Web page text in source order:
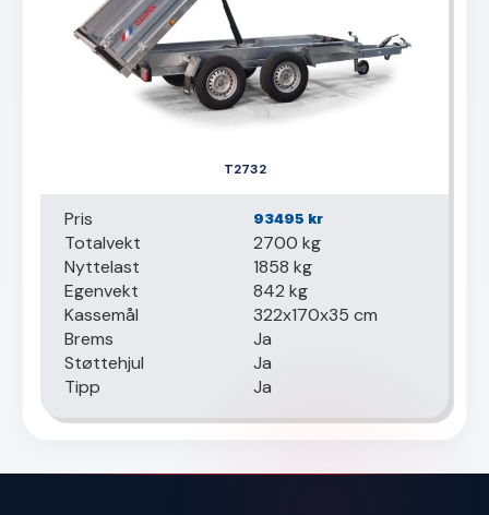
T2732
Pris 93495 kr
Totalvekt
2700 kg
Nyttelast
1858 kg
Egenvekt
842 kg
Kassemål
322x170x35 cm
Brems
Ja
Støttehjul
Ja
Tipp
Ja